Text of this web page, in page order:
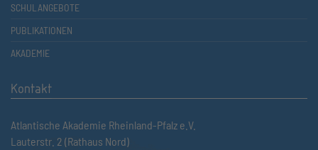
SCHULANGEBOTE
PUBLIKATIONEN
AKADEMIE
Kontakt
Atlantische Akademie Rheinland-Pfalz e.V.
Lauterstr. 2 (Rathaus Nord)